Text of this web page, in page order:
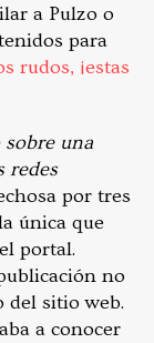
a Pulzo o
para
rudos, ¡estas
una
redes
por tres
única que
portal.
no
del sitio web.
a conocer